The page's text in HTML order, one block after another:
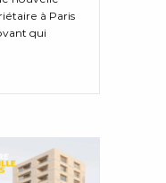
à Paris
qui